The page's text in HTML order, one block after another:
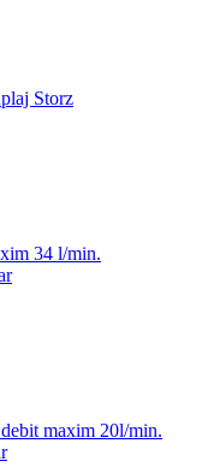
Storz
34 l/min.
maxim 20l/min.